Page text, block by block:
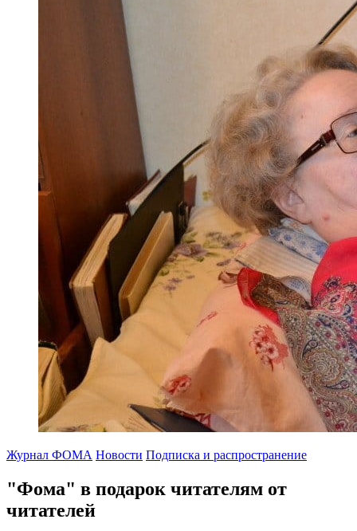
Журнал ФОМА Новости Подписка и распространение
"Фома" в подарок читателям от
читателей